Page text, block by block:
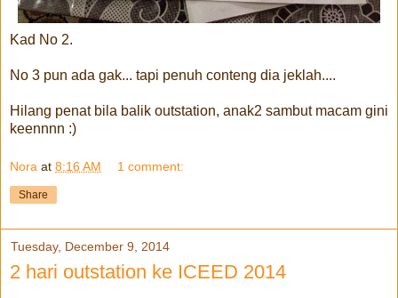
Kad No 2.
No 3 pun ada gak... tapi penuh conteng dia jeklah....
Hilang penat bila balik outstation, anak2 sambut macam gini
keennnn :)
Nora at 8:16 AM 1 comment:
Share
Tuesday, December 9, 2014
2 hari outstation ke ICEED 2014